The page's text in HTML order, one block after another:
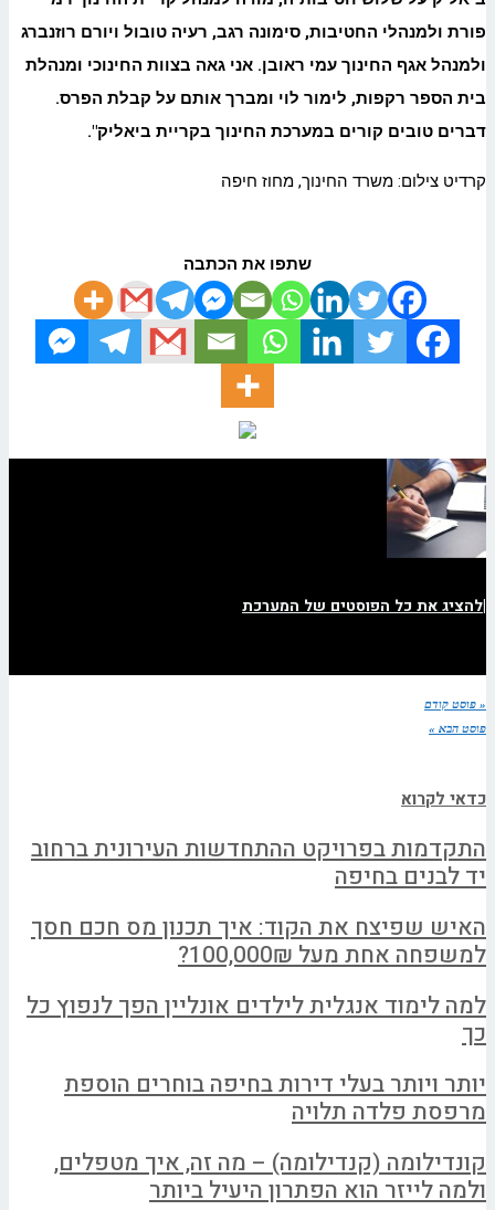
פורת ולמנהלי החטיבות, סימונה רגב, רעיה טובול ויורם רוזנברג
ולמנהל אגף החינוך עמי ראובן. אני גאה בצוות החינוכי ומנהלת
בית הספר רקפות, לימור לוי ומברך אותם על קבלת הפרס.
דברים טובים קורים במערכת החינוך בקריית ביאליק".
קרדיט צילום: משרד החינוך, מחוז חיפה
שתפו את הכתבה
|להציג את כל הפוסטים של המערכת
« פוסט קודם
פוסט הבא »
כדאי לקרוא
התקדמות בפרויקט ההתחדשות העירונית ברחוב
יד לבנים בחיפה
האיש שפיצח את הקוד: איך תכנון מס חכם חסך
למשפחה אחת מעל 100,000₪?
למה לימוד אנגלית לילדים אונליין הפך לנפוץ כל
כך
יותר ויותר בעלי דירות בחיפה בוחרים הוספת
מרפסת פלדה תלויה
קונדילומה (קנדילומה) – מה זה, איך מטפלים,
ולמה לייזר הוא הפתרון היעיל ביותר